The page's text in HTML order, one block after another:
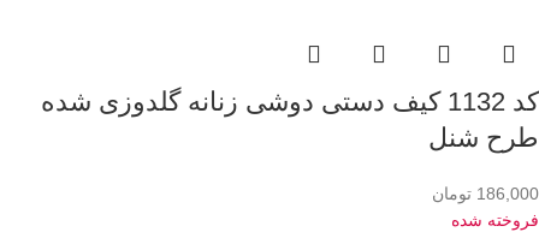
کد 1132 کیف دستی دوشی زنانه گلدوزی شده
طرح شنل
186,000 تومان
فروخته شده